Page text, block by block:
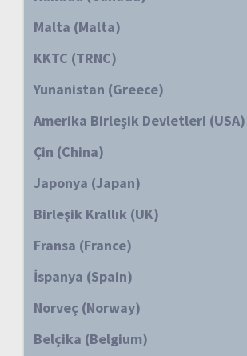
Malta (Malta)
KKTC (TRNC)
Yunanistan (Greece)
Amerika Birleşik Devletleri (USA)
Çin (China)
Japonya (Japan)
Birleşik Krallık (UK)
Fransa (France)
İspanya (Spain)
Norveç (Norway)
Belçika (Belgium)